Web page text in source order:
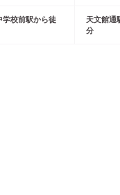
学校前駅から徒
天文館通
分